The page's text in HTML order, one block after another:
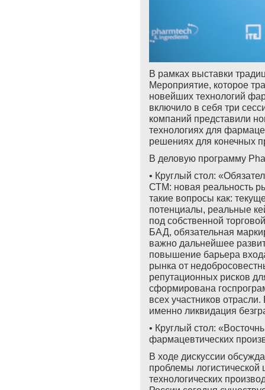
В рамках выставки
Мероприятие, которое
новейших технологий
включило в себя три
компаний представили
технологиях для
решениях для конечных
В деловую программу
• Круглый стол:
СТМ: новая реальность
такие вопросы как:
потенциалы, реальные
под собственной
БАД, обязательная
важно дальнейшее
повышение барьера
рынка от
репутационных рисков
сформирована
всех участников
именно ликвидация
• Круглый стол:
фармацевтических
В ходе дискуссии
проблемы логистической
технологических